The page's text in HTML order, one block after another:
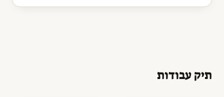
תיק עבודות